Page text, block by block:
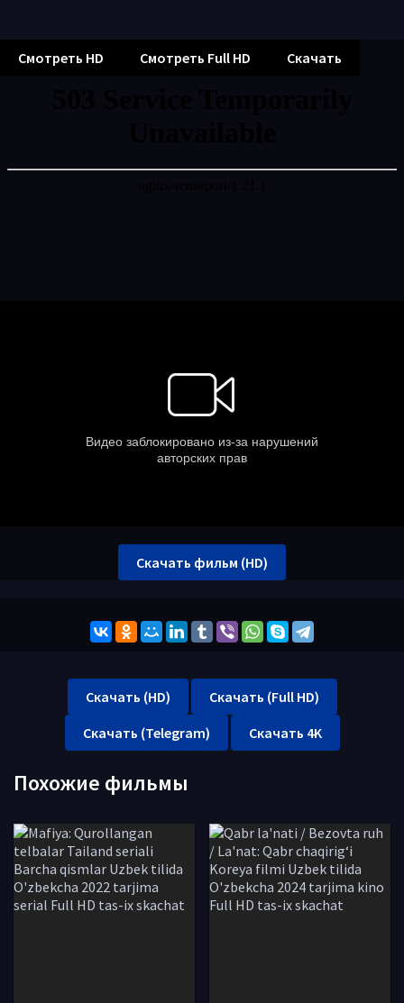
Смотреть HD Смотреть Full HD Скачать
Скачать фильм (HD)
Скачать (HD)
Скачать (Full HD)
Скачать (Telegram)
Скачать 4K
Похожие фильмы